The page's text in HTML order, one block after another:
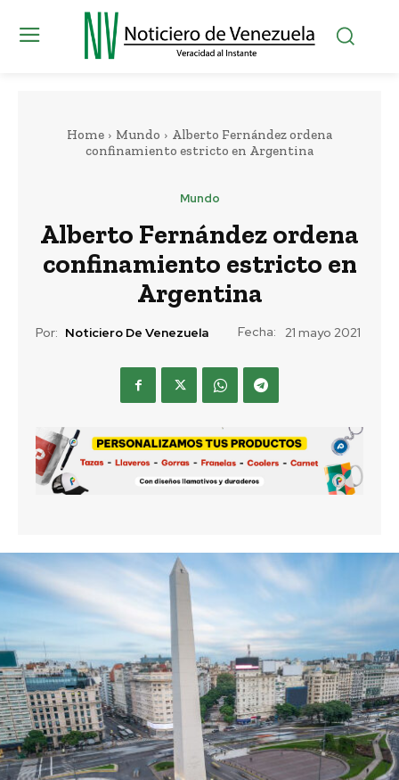
Home Mundo
Alberto Fernández ordena
confinamiento estricto en Argentina
Mundo
Alberto Fernández ordena
confinamiento estricto en
Argentina
Por: Noticiero De Venezuela Fecha: 21 mayo 2021